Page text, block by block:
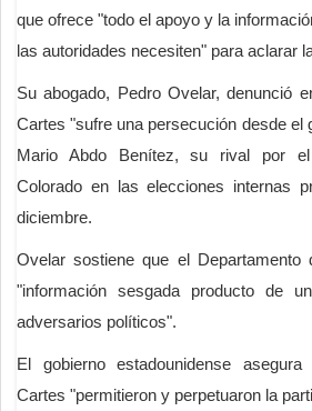
que ofrece "todo el apoyo y la
las autoridades necesiten" para aclarar
Su abogado, Pedro Ovelar, denunció
Cartes "sufre una persecución desde el
Mario Abdo Benítez, su rival por
Colorado en las elecciones internas
diciembre.
Ovelar sostiene que el
"información sesgada producto de
adversarios políticos".
El gobierno estadounidense
Cartes "permitieron y perpetuaron la